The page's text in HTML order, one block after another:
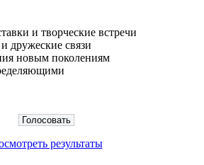
и творческие встречи
дружеские связи
новым поколениям
результаты